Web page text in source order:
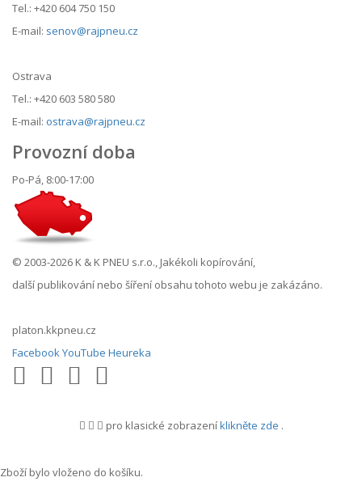
Tel.: +420 604 750 150
E-mail: senov@rajpneu.cz
Ostrava
Tel.: +420 603 580 580
E-mail: ostrava@rajpneu.cz
Provozní doba
Po-Pá, 8:00-17:00
© 2003-2026 K & K PNEU s.r.o., Jakékoli kopírování,
další publikování nebo šíření obsahu tohoto webu je zakázáno.
platon.kkpneu.cz
FacebookYouTube Heureka
pro klasické zobrazeníklikněte zde .
Zboží bylo vloženo do košíku.